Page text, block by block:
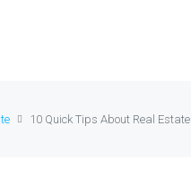
10 Quick Tips About Real Estate